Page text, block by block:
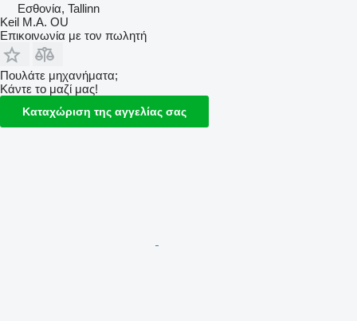
Εσθονία, Tallinn
Keil M.A. OU
Επικοινωνία με τον πωλητή
Πουλάτε μηχανήματα;
Κάντε το μαζί μας!
Καταχώριση της αγγελίας σας